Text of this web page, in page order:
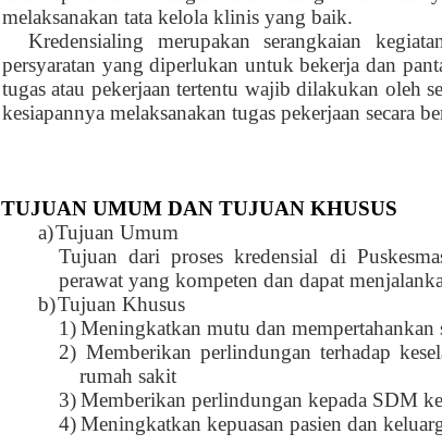
melaksanakan tata kelola klinis yang baik.
Kredensialing merupakan serangkaian
persyaratan yang diperlukan untuk bekerja dan
tugas atau pekerjaan tertentu wajib dilakukan oleh
kesiapannya melaksanakan tugas pekerjaan secara
TUJUAN UMUM DAN TUJUAN KHUSUS
a)Tujuan Umum
Tujuan dari proses kredensial di
perawat yang kompeten dan dapat
b)Tujuan Khusus
1) Meningkatkan mutu dan mempertahankan
2) Memberikan perlindungan terhadap
rumah sakit
3) Memberikan perlindungan kepada SDM
4) Meningkatkan kepuasan pasien dan